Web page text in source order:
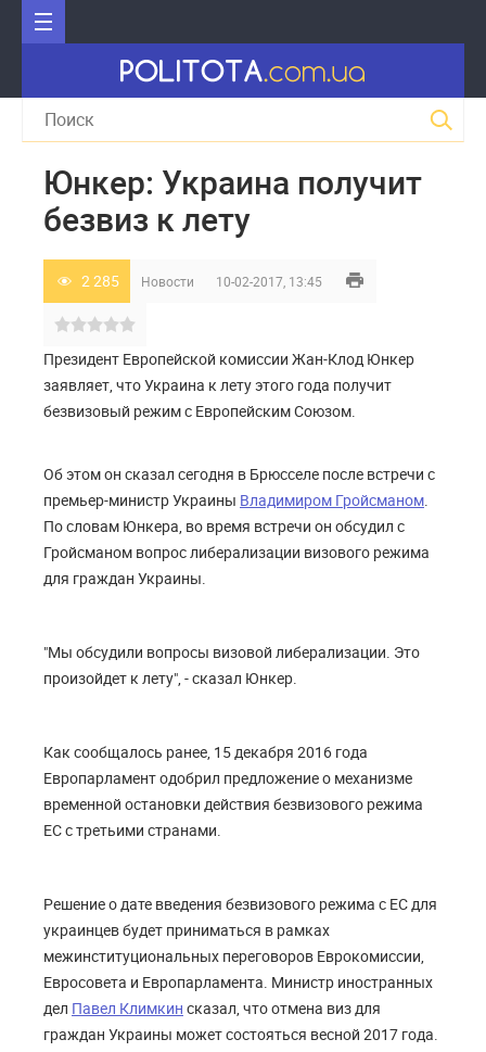
Юнкер: Украина получит
безвиз к лету
2 285 Новости 10-02-2017, 13:45
Президент Европейской комиссии Жан-Клод Юнкер
заявляет, что Украина к лету этого года получит
безвизовый режим с Европейским Союзом.
Об этом он сказал сегодня в Брюсселе после встречи с
премьер-министр Украины Владимиром Гройсманом.
По словам Юнкера, во время встречи он обсудил с
Гройсманом вопрос либерализации визового режима
для граждан Украины.
"Мы обсудили вопросы визовой либерализации. Это
произойдет к лету", - сказал Юнкер.
Как сообщалось ранее, 15 декабря 2016 года
Европарламент одобрил предложение о механизме
временной остановки действия безвизового режима
ЕС с третьими странами.
Решение о дате введения безвизового режима с ЕС для
украинцев будет приниматься в рамках
межинституциональных переговоров Еврокомиссии,
Евросовета и Европарламента. Министр иностранных
дел Павел Климкин сказал, что отмена виз для
граждан Украины может состояться весной 2017 года.